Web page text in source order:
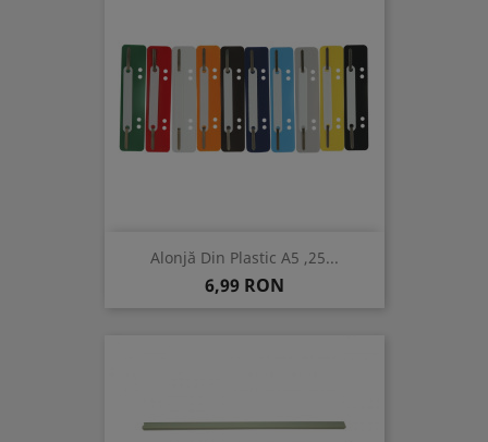
Alonjă Din Plastic A5 ,25...
Pret
6,99 RON